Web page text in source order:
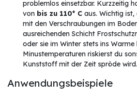
problemlos einsetzbar. Kurzzeitig
von bis zu 110° C aus. Wichtig
mit den Verschraubungen im
ausreichenden Schicht
oder sie im Winter stets ins Warme
Minustemperaturen riskierst du
Kunststoff mit der Zeit spröde wird.
Anwendungsbeispiele